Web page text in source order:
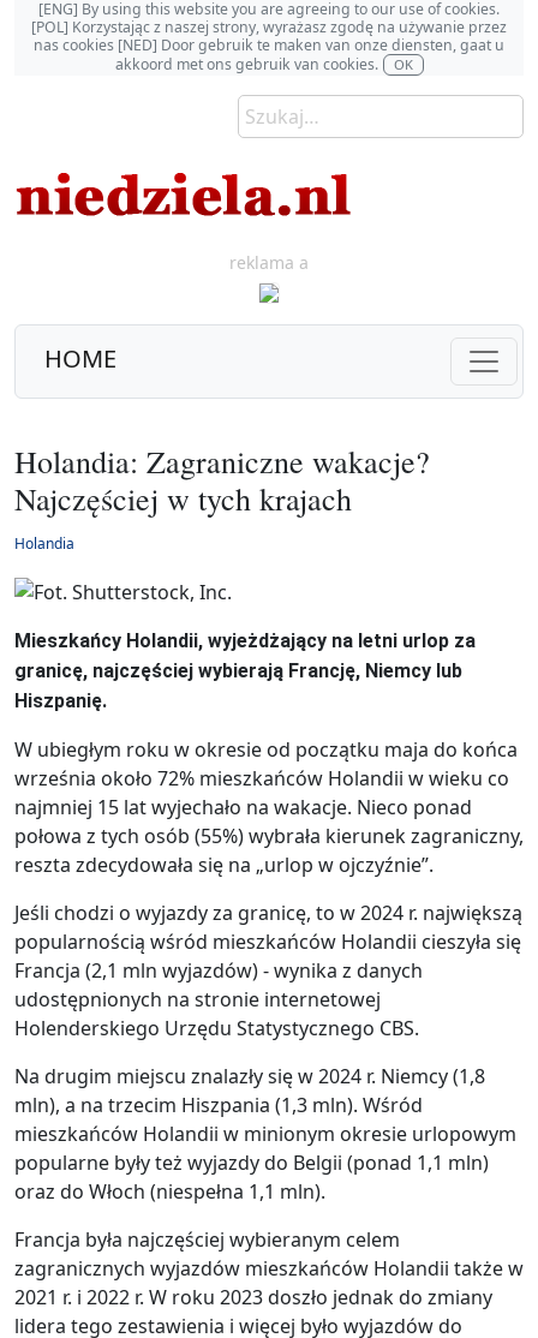
[ENG] By using this website you are agreeing to our use of cookies.
[POL] Korzystając z naszej strony, wyrażasz zgodę na używanie przez
nas cookies [NED] Door gebruik te maken van onze diensten, gaat u
akkoord met ons gebruik van cookies.
OK
reklama a
HOME
Holandia: Zagraniczne wakacje?
Najczęściej w tych krajach
Holandia
Mieszkańcy Holandii, wyjeżdżający na letni urlop za
granicę, najczęściej wybierają Francję, Niemcy lub
Hiszpanię.
W ubiegłym roku w okresie od początku maja do końca
września około 72% mieszkańców Holandii w wieku co
najmniej 15 lat wyjechało na wakacje. Nieco ponad
połowa z tych osób (55%) wybrała kierunek zagraniczny,
reszta zdecydowała się na „urlop w ojczyźnie”.
Jeśli chodzi o wyjazdy za granicę, to w 2024 r. największą
popularnością wśród mieszkańców Holandii cieszyła się
Francja (2,1 mln wyjazdów) - wynika z danych
udostępnionych na stronie internetowej
Holenderskiego Urzędu Statystycznego CBS.
Na drugim miejscu znalazły się w 2024 r. Niemcy (1,8
mln), a na trzecim Hiszpania (1,3 mln). Wśród
mieszkańców Holandii w minionym okresie urlopowym
popularne były też wyjazdy do Belgii (ponad 1,1 mln)
oraz do Włoch (niespełna 1,1 mln).
Francja była najczęściej wybieranym celem
zagranicznych wyjazdów mieszkańców Holandii także w
2021 r. i 2022 r. W roku 2023 doszło jednak do zmiany
lidera tego zestawienia i więcej było wyjazdów do